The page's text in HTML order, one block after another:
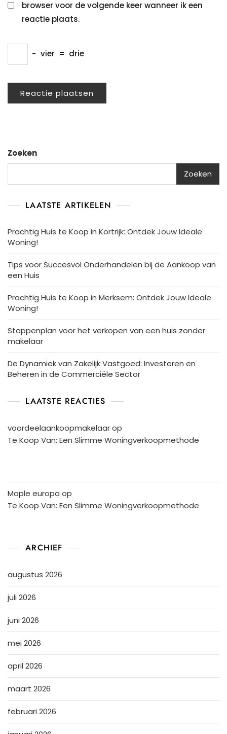
browser voor de volgende keer wanneer ik een
reactie plaats.
− vier = drie
Zoeken
Zoeken
LAATSTE ARTIKELEN
Prachtig Huis te Koop in Kortrijk: Ontdek Jouw Ideale
Woning!
Tips voor Succesvol Onderhandelen bij de Aankoop van
een Huis
Prachtig Huis te Koop in Merksem: Ontdek Jouw Ideale
Woning!
Stappenplan voor het verkopen van een huis zonder
makelaar
De Dynamiek van Zakelijk Vastgoed: Investeren en
Beheren in de Commerciële Sector
LAATSTE REACTIES
voordeelaankoopmakelaarop
Te Koop Van: Een Slimme Woningverkoopmethode
Maple europa op
Te Koop Van: Een Slimme Woningverkoopmethode
ARCHIEF
augustus 2026
juli 2026
juni 2026
mei 2026
april 2026
maart 2026
februari 2026